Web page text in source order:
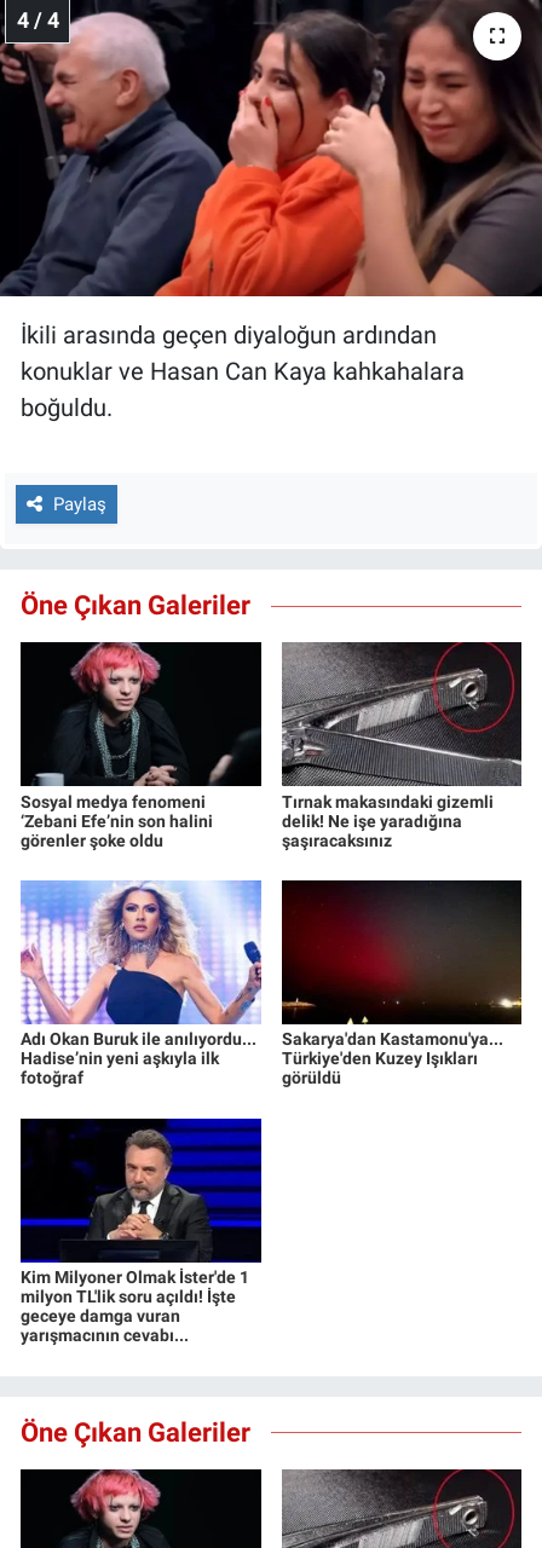
4 / 4
İkili arasında geçen diyaloğun ardından
konuklar ve Hasan Can Kaya kahkahalara
boğuldu.
Paylaş
Öne Çıkan Galeriler
Sosyal medya fenomeni
‘Zebani Efe’nin son halini
görenler şoke oldu
Tırnak makasındaki gizemli
delik! Ne işe yaradığına
şaşıracaksınız
Adı Okan Buruk ile anılıyordu...
Hadise’nin yeni aşkıyla ilk
fotoğraf
Sakarya'dan Kastamonu'ya...
Türkiye'den Kuzey Işıkları
görüldü
Kim Milyoner Olmak İster'de 1
milyon TL'lik soru açıldı! İşte
geceye damga vuran
yarışmacının cevabı...
Öne Çıkan Galeriler